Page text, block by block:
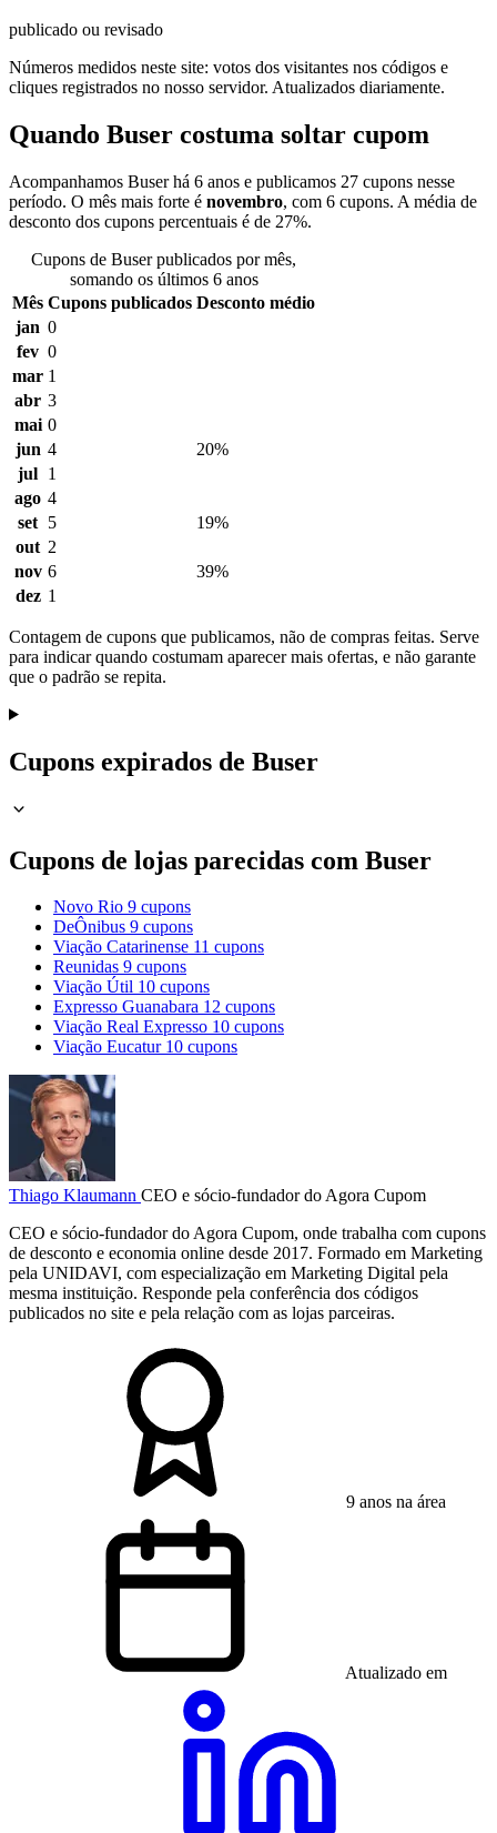
publicado ou revisado
Números medidos neste site: votos dos visitantes nos códigos e
cliques registrados no nosso servidor. Atualizados diariamente.
Quando Buser costuma soltar cupom
Acompanhamos Buser há 6 anos e publicamos 27 cupons nesse
período. O mês mais forte é novembro, com 6 cupons. A média de
desconto dos cupons percentuais é de 27%.
Cupons de Buser publicados por mês,
somando os últimos 6 anos
Mês Cupons publicados Desconto médio
jan 0
fev 0
mar 1
abr 3
mai 0
jun 4
20%
jul 1
ago 4
set 5
19%
out 2
nov 6
39%
dez 1
Contagem de cupons que publicamos, não de compras feitas. Serve
para indicar quando costumam aparecer mais ofertas, e não garante
que o padrão se repita.
Cupons expirados de Buser
Cupons de lojas parecidas com Buser
Novo Rio 9 cupons
DeÔnibus 9 cupons
Viação Catarinense 11 cupons
Reunidas 9 cupons
Viação Útil 10 cupons
Expresso Guanabara 12 cupons
Viação Real Expresso 10 cupons
Viação Eucatur 10 cupons
Thiago Klaumann CEO e sócio-fundador do Agora Cupom
CEO e sócio-fundador do Agora Cupom, onde trabalha com cupons
de desconto e economia online desde 2017. Formado em Marketing
pela UNIDAVI, com especialização em Marketing Digital pela
mesma instituição. Responde pela conferência dos códigos
publicados no site e pela relação com as lojas parceiras.
9 anos na área
Atualizado em